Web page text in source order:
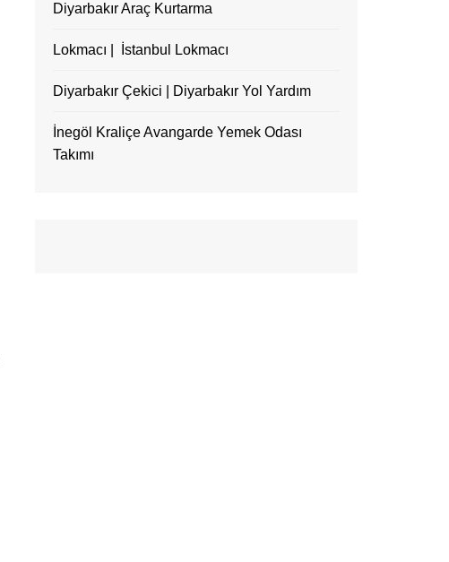
Diyarbakır Araç Kurtarma
Lokmacı | İstanbul Lokmacı
Diyarbakır Çekici | Diyarbakır Yol Yardım
İnegöl Kraliçe Avangarde Yemek Odası
Takımı